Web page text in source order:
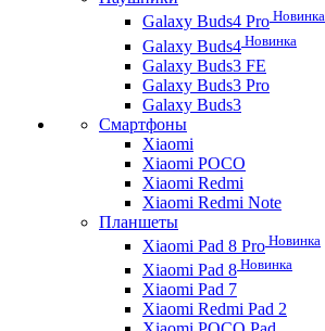
Galaxy Buds4 Pro Новинка
Galaxy Buds4 Новинка
Galaxy Buds3 FE
Galaxy Buds3 Pro
Galaxy Buds3
Смартфоны
Xiaomi
Xiaomi POCO
Xiaomi Redmi
Xiaomi Redmi Note
Планшеты
Xiaomi Pad 8 Pro Новинка
Xiaomi Pad 8 Новинка
Xiaomi Pad 7
Xiaomi Redmi Pad 2